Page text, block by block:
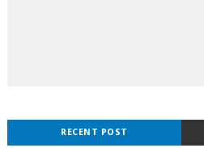
RECENT POST